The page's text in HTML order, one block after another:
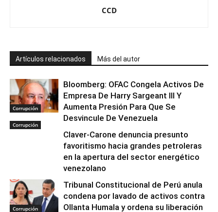
CCD
Artículos relacionados Más del autor
Corrupción
Bloomberg: OFAC Congela Activos De
Empresa De Harry Sargeant III Y
Aumenta Presión Para Que Se
Desvincule De Venezuela
Corrupción
Claver-Carone denuncia presunto
favoritismo hacia grandes petroleras
en la apertura del sector energético
venezolano
Corrupción
Tribunal Constitucional de Perú anula
condena por lavado de activos contra
Ollanta Humala y ordena su liberación